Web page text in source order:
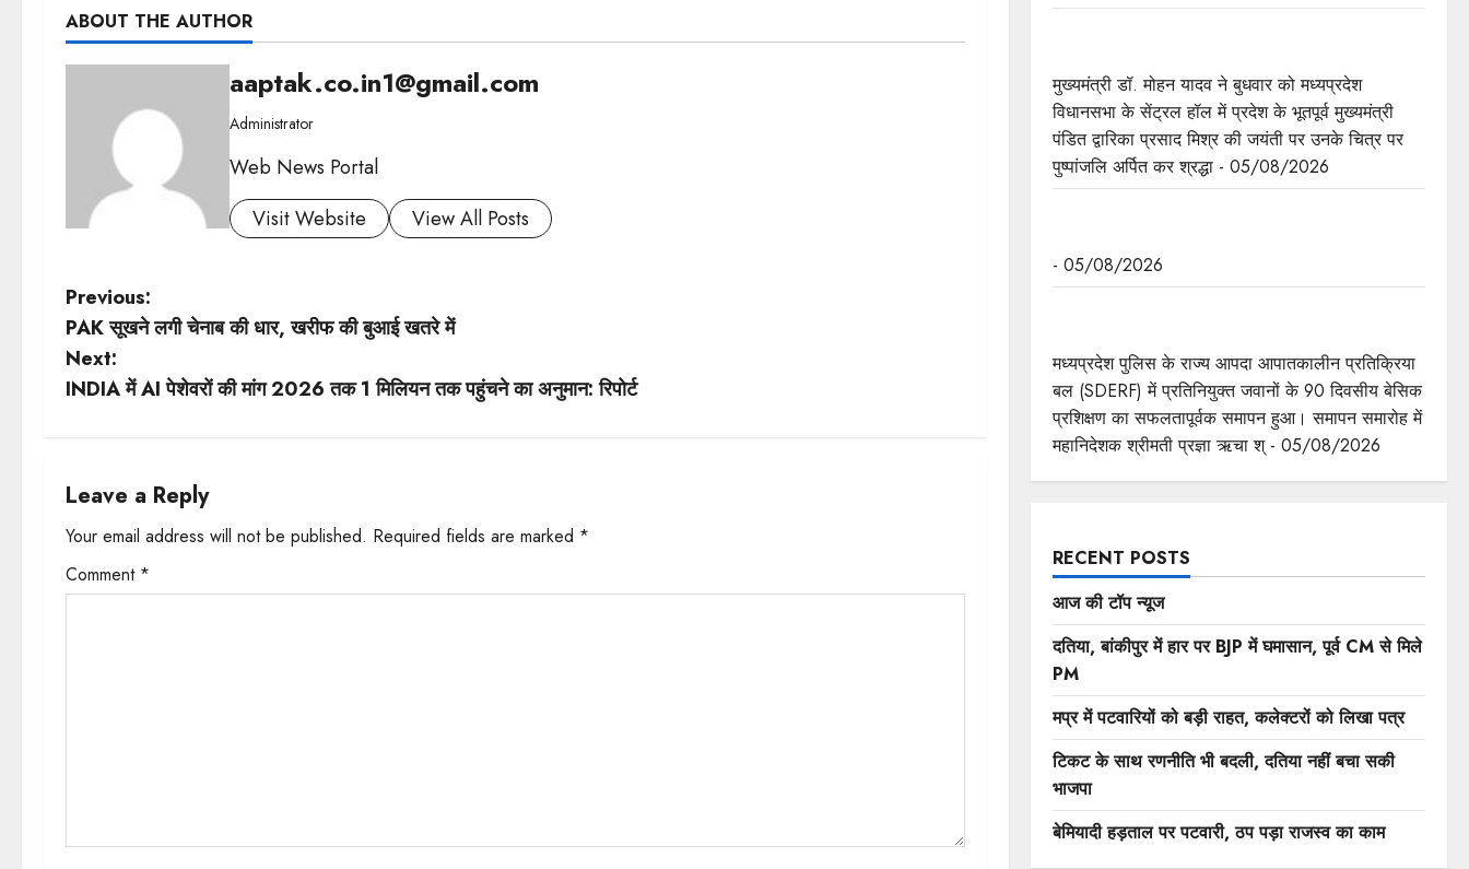
ABOUT THE AUTHOR
aaptak.co.in1@gmail.com
Administrator
Web News Portal
Visit Website
View All Posts
P
o
s
n
a
v
o
Previous:
PAK सूखने लगी चेनाब की धार, खरीफ की बुआई खतरे में
Next:
INDIA में AI पेशेवरों की मांग 2026 तक 1 मिलियन तक पहुंचने का अनुमान: रिपोर्ट
Leave a Reply
Your email address will not be published. Required fields are marked *
Comment *
मुख्यमंत्री डॉ. मोहन यादव ने बुधवार को मध्यप्रदेश
विधानसभा के सेंट्रल हॉल में प्रदेश के भूतपूर्व मुख्यमंत्री
पंडित द्वारिका प्रसाद मिश्र की जयंती पर उनके चित्र पर
पुष्पांजलि अर्पित कर श्रद्धा - 05/08/2026
- 05/08/2026
मध्यप्रदेश पुलिस के राज्य आपदा आपातकालीन प्रतिक्रिया
बल (SDERF) में प्रतिनियुक्त जवानों के 90 दिवसीय बेसिक
प्रशिक्षण का सफलतापूर्वक समापन हुआ। समापन समारोह में
महानिदेशक श्रीमती प्रज्ञा ऋचा श् - 05/08/2026
RECENT POSTS
आज की टॉप न्यूज
दतिया, बांकीपुर में हार पर BJP में घमासान, पूर्व CM से मिले
PM
मप्र में पटवारियों को बड़ी राहत, कलेक्टरों को लिखा पत्र
टिकट के साथ रणनीति भी बदली, दतिया नहीं बचा सकी
भाजपा
बेमियादी हड़ताल पर पटवारी, ठप पड़ा राजस्व का काम